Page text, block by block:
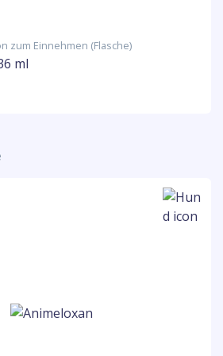
zum Einnehmen (Flasche)
ml